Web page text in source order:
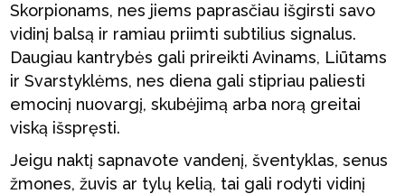
Skorpionams, nes jiems paprasčiau išgirsti savo
vidinį balsą ir ramiau priimti subtilius signalus.
Daugiau kantrybės gali prireikti Avinams, Liūtams
ir Svarstyklėms, nes diena gali stipriau paliesti
emocinį nuovargį, skubėjimą arba norą greitai
viską išspręsti.
Jeigu naktį sapnavote vandenį, šventyklas, senus
žmones, žuvis ar tylų kelią, tai gali rodyti vidinį